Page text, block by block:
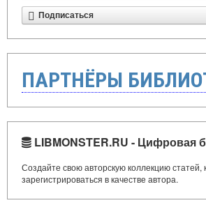
Подписаться
ПАРТНЁРЫ
LIBMONSTER.RU - Цифровая
Создайте свою авторскую коллекцию
зарегистрироваться в качестве автора.